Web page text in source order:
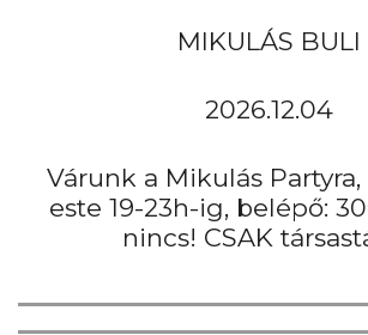
MIKULÁS BULI
2026.12.04
Várunk a Mikulás
este 19-23h-ig, belépő:
nincs! CSAK